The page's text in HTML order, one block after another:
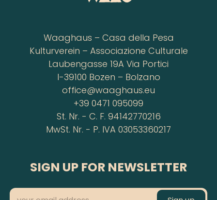
Waaghaus – Casa della Pesa
Kulturverein – Associazione Culturale
Laubengasse 19A Via Portici
I-39100 Bozen – Bolzano
office@waaghaus.eu
+39 0471 095099
St. Nr. - C. F. 94142770216
MwSt. Nr. - P. IVA 03053360217
SIGN UP FOR NEWSLETTER